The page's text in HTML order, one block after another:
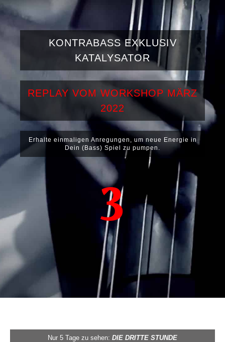
KONTRABASS EXKLUSIV
KATALYSATOR
REPLAY VOM WORKSHOP MÄRZ
2022
Erhalte einmaligen Anregungen, um neue Energie in
Dein (Bass) Spiel zu pumpen.
3
Nur 5 Tage zu sehen: DIE DRITTE STUNDE